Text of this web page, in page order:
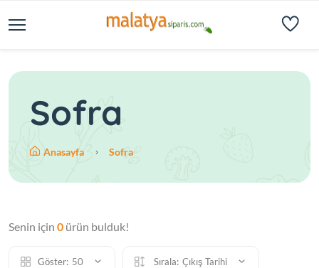
Sofra
Anasayfa Sofra
Senin için 0 ürün bulduk!
Göster: 50 Sırala: Çıkış Tarihi